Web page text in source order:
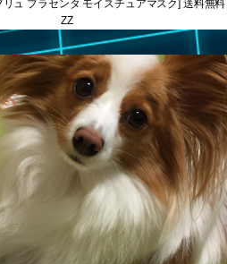
リュ プラセンタ モイスチュアマスク] 送料無料
ZZ